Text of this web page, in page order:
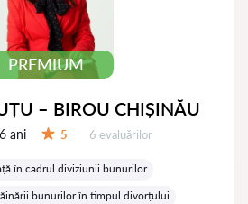
PREMIUM
– BIROU CHIȘINĂU
ani 5 Evaluărilor:
6 evaluărilor
în cadrul diviziunii bunurilor
bunurilor în timpul divorțului